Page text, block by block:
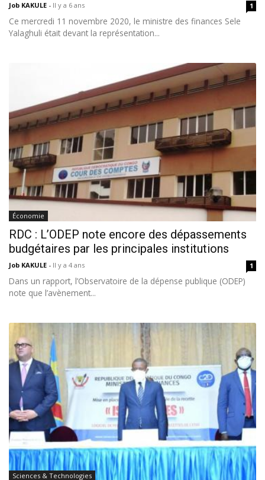
Job KAKULE - Il y a 6 ans 1
Ce mercredi 11 novembre 2020, le ministre des finances Sele
Yalaghuli était devant la représentation...
Économie
RDC : L’ODEP note encore des dépassements
budgétaires par les principales institutions
Job KAKULE - Il y a 4 ans 1
Dans un rapport, l’Observatoire de la dépense publique (ODEP)
note que l’avènement...
Sciences & Technologies